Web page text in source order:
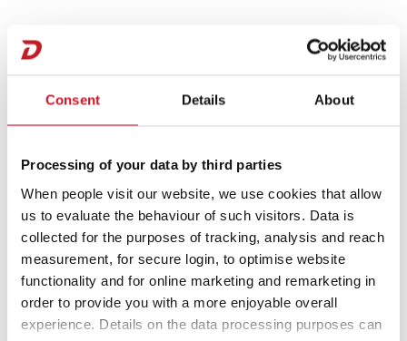
Consent Details About
Processing of your data by third parties
When people visit our website, we use cookies that allow
us to evaluate the behaviour of such visitors. Data is
collected for the purposes of tracking, analysis and reach
measurement, for secure login, to optimise website
functionality and for online marketing and remarketing in
order to provide you with a more enjoyable overall
experience. Details on the data processing purposes can
Opbouw Zijwand/ Onderzijde